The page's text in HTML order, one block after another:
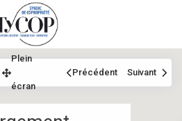
Plein
écran
Précédent Suivant